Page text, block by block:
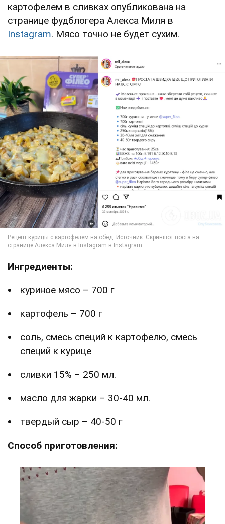
картофелем в сливках опубликована на
странице фудблогера Алекса Миля в
Instagram. Мясо точно не будет сухим.
Ингредиенты:
куриное мясо – 700 г
картофель – 700 г
соль, смесь специй к картофелю, смесь
специй к курице
сливки 15% – 250 мл.
масло для жарки – 30-40 мл.
твердый сыр – 40-50 г
Способ приготовления: